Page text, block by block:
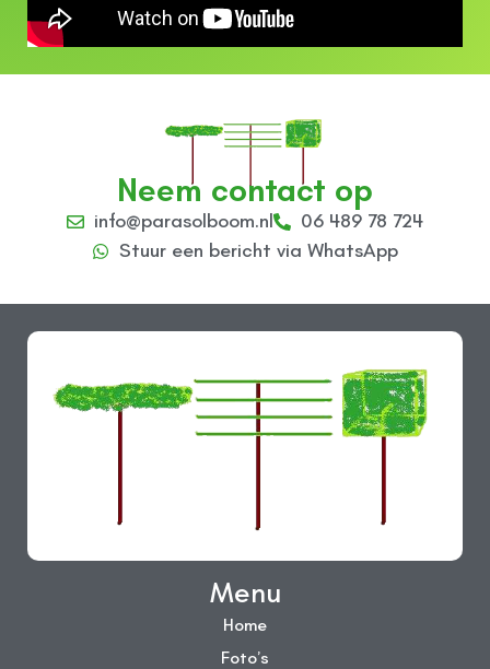
Neem contact op
info@parasolboom.nl
06 489 78 724
Stuur een bericht via WhatsApp
Menu
Home
Foto’s